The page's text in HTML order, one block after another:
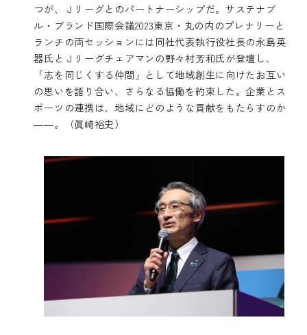
つが、Ｊリーグとのパートナーシップだ。サステナブ
ル・ブランド国際会議2023東京・丸の内のプレナリーと
ランチの両セッションには同社代表執行役社長の永島英
器氏とＪリーグチェアマンの野々村芳和氏が登壇し、
「志を同じくする仲間」として地域創生に向けたお互い
の思いを語り合い、さらなる協働を約束した。企業とス
ポーツの連携は、地域にどのような貢献をもたらすのか
――。（眞崎裕史）